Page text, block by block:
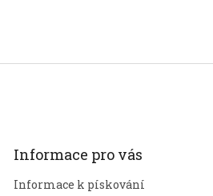
Informace pro vás
Informace k pískování